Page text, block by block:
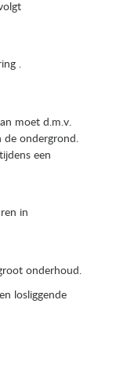
.
moet d.m.v.
ondergrond.
een
in
onderhoud.
losliggende